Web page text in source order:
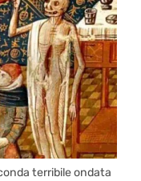
terribile ondata